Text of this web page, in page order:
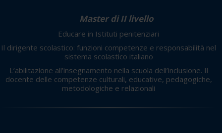
Master di II livello
Educare in Istituti penitenziari
Il dirigente scolastico: funzioni competenze e responsabilità nel
sistema scolastico italiano
L’abilitazione all’insegnamento nella scuola dell’inclusione. Il
docente delle competenze culturali, educative, pedagogiche,
metodologiche e relazionali